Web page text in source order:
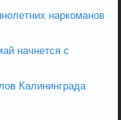
наркоманов
начнется с
Калининграда